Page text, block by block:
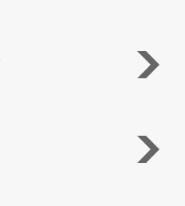
ルアーマガ
2026年03月
陸王マンガ